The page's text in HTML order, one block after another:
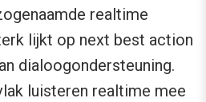
realtime
lijkt op next best action
dialoogondersteuning.
luisteren realtime mee